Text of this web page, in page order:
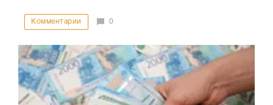
Комментарии 0